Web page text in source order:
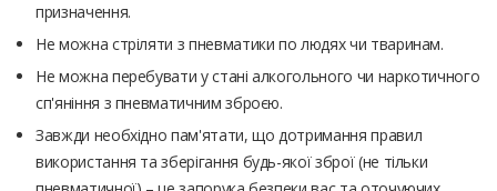
призначення.
Не можна стріляти з пневматики по людях чи тваринам.
Не можна перебувати у стані алкогольного чи наркотичного
сп'яніння з пневматичним зброєю.
Завжди необхідно пам'ятати, що дотримання правил
використання та зберігання будь-якої зброї (не тільки